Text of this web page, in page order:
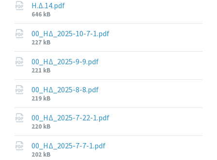
Η.Δ.14.pdf
File
size:
646 kB
00_ΗΔ_2025-10-7-1.pdf
File
size:
227 kB
00_ΗΔ_2025-9-9.pdf
File
size:
221 kB
00_ΗΔ_2025-8-8.pdf
File
size:
219 kB
00_ΗΔ_2025-7-22-1.pdf
File
size:
220 kB
00_ΗΔ_2025-7-7-1.pdf
File
202 kB